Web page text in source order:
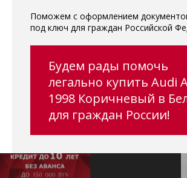
Поможем с оформлением
под ключ для граждан Российской
Будем рады помочь
легально купить Audi
1998 Коричневый в
для граждан России!